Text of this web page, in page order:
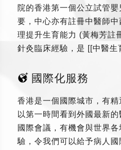
院的香港第一個公立試管
要，中心亦有註冊中醫師
理提升生育能力 (黃梅芳註
針灸臨床經驗，是 [[中醫生
國際化服務
香港是一個國際城市，有
以第一時間看到外國最新
國際會議，有機會與世界
驗，令我們可以給予病人國